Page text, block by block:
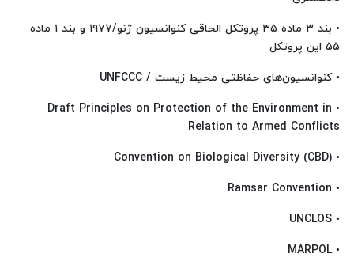
• بند ۳ ماده ۳۵ پروتکل الحاقی کنوانسیون ژنو/۱۹۷۷ و بند ۱ ماده
۵۵ این پروتکل
• کنوانسیون‌های حفاظتی محیط زیست / UNFCCC
• Draft Principles on Protection of the Environment in
Relation to Armed Conflicts
• Convention on Biological Diversity (CBD)
• Ramsar Convention
• UNCLOS
• MARPOL